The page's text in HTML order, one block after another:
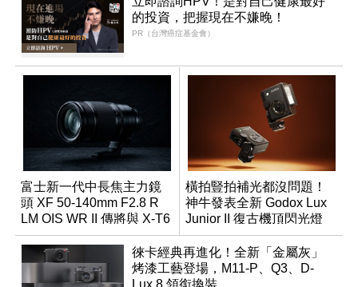
的投資，把握現在不嫌晚！
PR（台灣癌症基金會）
富士新一代中長焦主力鏡
頭 XF 50-140mm F2.8 R
LM OIS WR II 傳將與 X-T6
同步亮相
橫拍豎拍補光都沒問題！
神牛發表全新 Godox Lux
Junior II 復古機頂閃光燈
徠卡經典再進化！全新「金屬灰」
烤漆工藝登場，M11-P、Q3、D-
Lux 8 領銜換裝